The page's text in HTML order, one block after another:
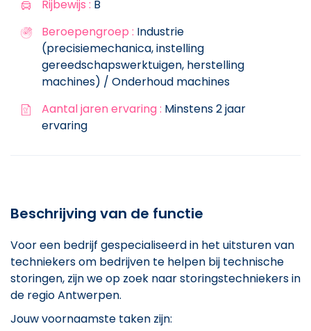
Rijbewijs : B
Beroepengroep : Industrie
(precisiemechanica, instelling
gereedschapswerktuigen, herstelling
machines) / Onderhoud machines
Aantal jaren ervaring : Minstens 2 jaar
ervaring
Beschrijving van de functie
Voor een bedrijf gespecialiseerd in het uitsturen van
techniekers om bedrijven te helpen bij technische
storingen, zijn we op zoek naar storingstechniekers in
de regio Antwerpen.
Jouw voornaamste taken zijn: